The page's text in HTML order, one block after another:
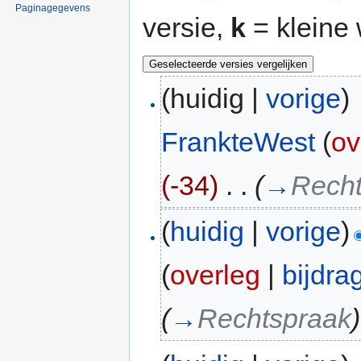
versie, k = kleine
(huidig |vorige)
FrankteWest (
(-34) . . (→
(huidig |vorige)
(overleg
(→ Rechtspraak)
Paginagegevens